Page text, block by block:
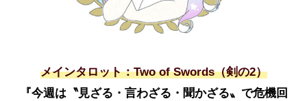
メインタロット：Two of Swords（剣の2）
『今週は〝見ざる・言わざる・聞かざる〟で危機回